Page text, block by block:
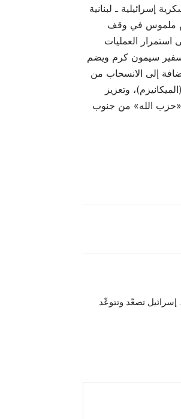
إسرائيلية ـ لبنانية
ملموس في وقف
استمرار العمليات
سيمون كرم ويضم
إلى الانسحاب من
وتعزيز
«حزب الله» من جنوب
تصعّد وتتوعّد